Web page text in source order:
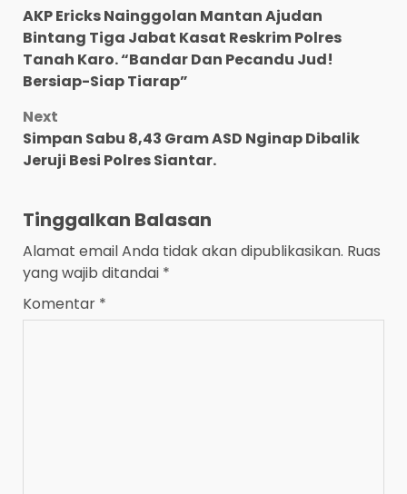
navigation
AKP Ericks Nainggolan Mantan Ajudan
Bintang Tiga Jabat Kasat Reskrim Polres
Tanah Karo. “Bandar Dan Pecandu Jud!
Bersiap-Siap Tiarap”
Next
Simpan Sabu 8,43 Gram ASD Nginap Dibalik
Jeruji Besi Polres Siantar.
Tinggalkan Balasan
Alamat email Anda tidak akan dipublikasikan. Ruas
yang wajib ditandai *
Komentar *